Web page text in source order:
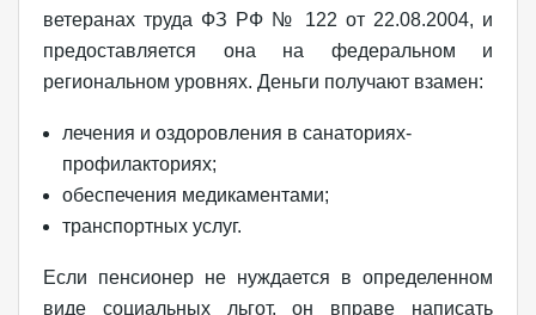
ветеранах труда ФЗ РФ № 122 от 22.08.2004, и
предоставляется она на федеральном и
региональном уровнях. Деньги получают взамен:
лечения и оздоровления в санаториях-
профилакториях;
обеспечения медикаментами;
транспортных услуг.
Если пенсионер не нуждается в определенном
виде социальных льгот, он вправе написать